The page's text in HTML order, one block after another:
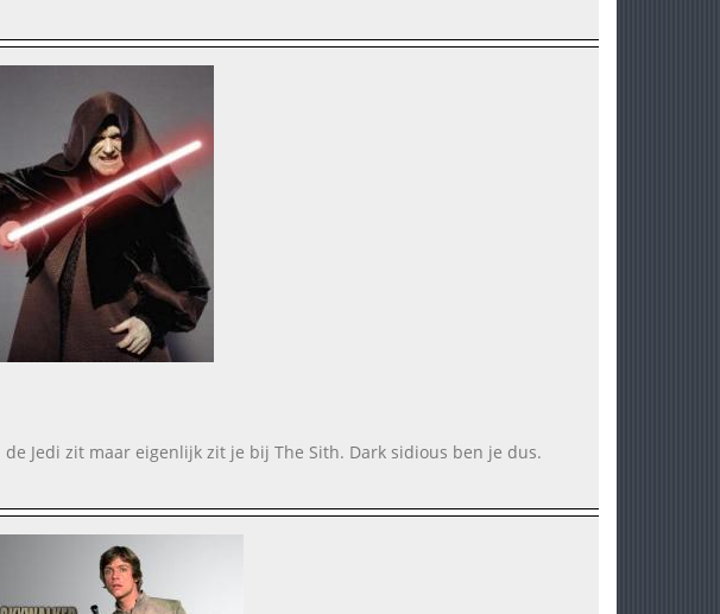
Jedi zit maar eigenlijk zit je bij The Sith. Dark sidious ben je dus.